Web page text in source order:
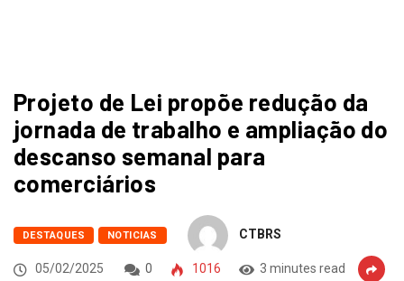
Projeto de Lei propõe redução da
jornada de trabalho e ampliação do
descanso semanal para
comerciários
DESTAQUES NOTICIAS CTBRS
05/02/2025 0 1016 3 minutes read